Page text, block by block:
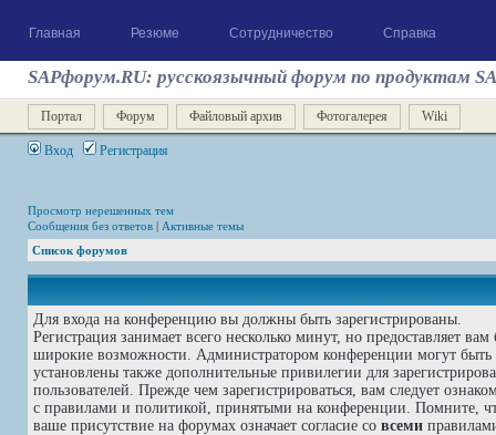
Главная Резюме Сотрудничество Справка
SAPфорум.RU: русскоязычный форум по продуктам
Портал Форум Файловый архив Фотогалерея Wiki
Вход Регистрация
Просмотр нерешенных тем
Сообщения без ответов | Активные темы
Список форумов
Для входа на конференцию вы должны быть зарегистрированы.
Регистрация занимает всего несколько минут, но предоставляет вам
широкие возможности. Администратором конференции могут быть
установлены также дополнительные привилегии для
пользователей. Прежде чем зарегистрироваться, вам следует
с правилами и политикой, принятыми на конференции. Помните,
ваше присутствие на форумах означает согласие со всеми